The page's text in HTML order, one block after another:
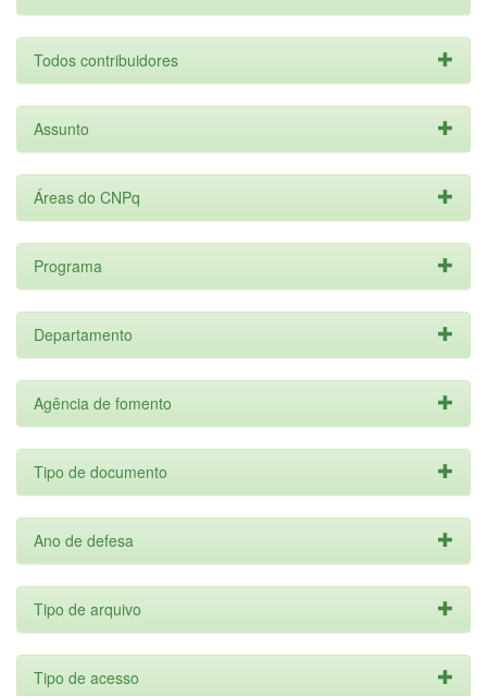
Todos contribuidores
Assunto
Áreas do CNPq
Programa
Departamento
Agência de fomento
Tipo de documento
Ano de defesa
Tipo de arquivo
Tipo de acesso